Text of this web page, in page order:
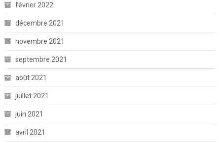
février 2022
décembre 2021
novembre 2021
septembre 2021
août 2021
juillet 2021
juin 2021
avril 2021